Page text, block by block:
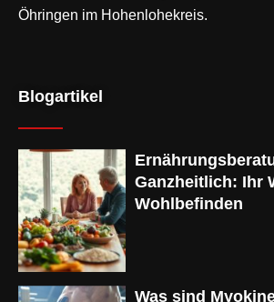
Öhringen im Hohenlohekreis.
Blogartikel
Ganzheitlich: Ihr
Wohlbefinden
Was sind